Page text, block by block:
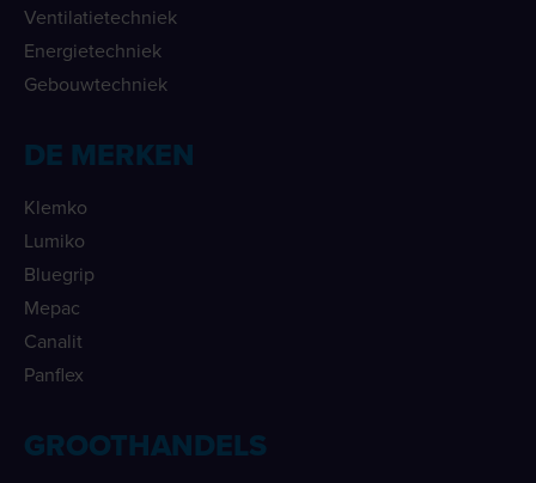
Ventilatietechniek
Energietechniek
Gebouwtechniek
DE MERKEN
Klemko
Lumiko
Bluegrip
Mepac
Canalit
Panflex
GROOTHANDELS